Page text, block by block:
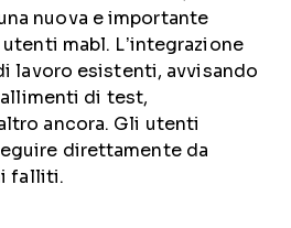
nuova e importante
mabl. L’integrazione
lavoro esistenti, avvisando
di test,
ancora. Gli utenti
direttamente da
falliti.